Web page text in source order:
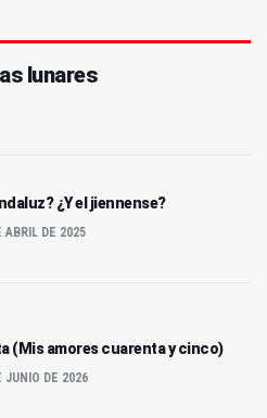
lunares
¿Y el jiennense?
ABRIL DE 2025
(Mis amores cuarenta y cinco)
JUNIO DE 2026